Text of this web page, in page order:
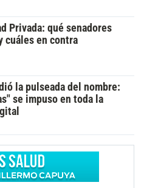
Privada: qué senadores
cuáles en contra
la pulseada del nombre:
se impuso en toda la